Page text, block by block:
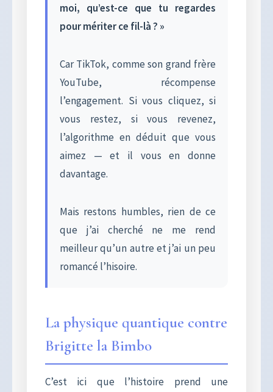
moi, qu’est-ce que tu regardes
pour mériter ce fil-là ? »
Car TikTok, comme son grand frère
YouTube, récompense
l’engagement. Si vous cliquez, si
vous restez, si vous revenez,
l’algorithme en déduit que vous
aimez — et il vous en donne
davantage.
Mais restons humbles, rien de ce
que j’ai cherché ne me rend
meilleur qu’un autre et j’ai un peu
romancé l’hisoire.
La physique quantique contre
Brigitte la Bimbo
C’est ici que l’histoire prend une